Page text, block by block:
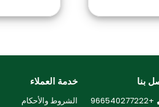
بنا
+966540277222
خدمة العملاء
الشروط والأحكام